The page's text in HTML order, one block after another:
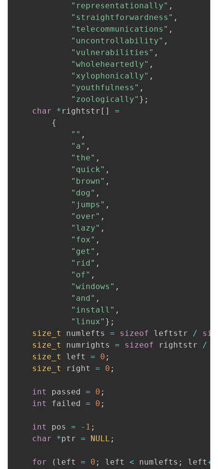
"representationally" ,
"straightforwardness" ,
"telecommunications" ,
"uncontrollability" ,
"vulnerabilities" ,
"wholeheartedly" ,
"xylophonically" ,
"youthfulness" ,
"zoologically" } ;
char
* rightstr [ ]
=
{
"" ,
"a" ,
"the" ,
"quick" ,
"brown" ,
"dog" ,
"jumps" ,
"over" ,
"lazy" ,
"fox" ,
"get" ,
"rid" ,
"of" ,
"windows" ,
"and" ,
"install" ,
"linux" } ;
size_t
numlefts = sizeof leftstr /
size_t
numrights = sizeof rightstr /
size_t
left = 0 ;
size_t
right = 0 ;
int passed = 0 ;
int
failed = 0 ;
int pos = - 1 ;
char
*ptr = NULL ;
for ( left = 0 ; left < numlefts ; left++